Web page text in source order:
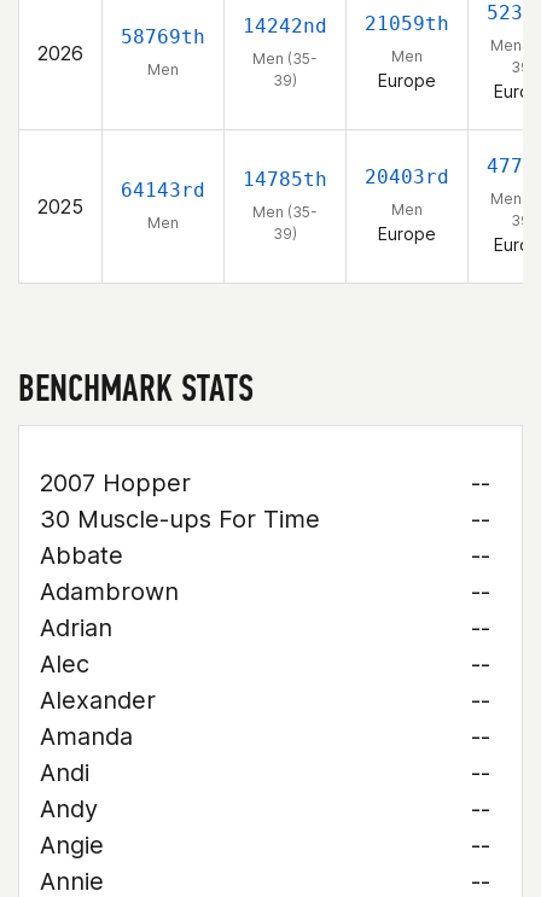
2026
58769th
Men
14242nd
Men (35-
39)
21059th
Men
Europe
Men
39)
2025
64143rd
Men
14785th
Men (35-
39)
20403rd
Men
Europe
Men
39)
BENCHMARK STATS
2007 Hopper
--
30 Muscle-ups For Time
--
Abbate
--
Adambrown
--
Adrian
--
Alec
--
Alexander
--
Amanda
--
Andi
--
Andy
--
Angie
--
Annie
--